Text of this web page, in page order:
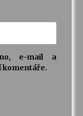
e-mail a
komentáře.